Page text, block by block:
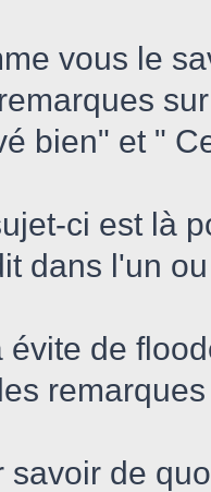
vous le
bien" et "
ci est là
dans l'un
évite de
savoir de